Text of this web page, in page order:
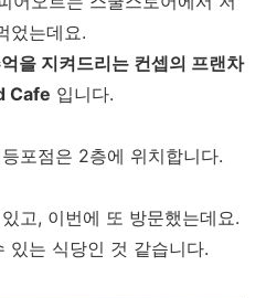
었는데요.
을 지켜드리는 컨셉의 프랜차
Cafe 입니다.
포점은 2층에 위치합니다.
고, 이번에 또 방문했는데요.
있는 식당인 것 같습니다.